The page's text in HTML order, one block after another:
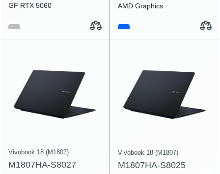
GF RTX 5060
AMD Graphics
Vivobook 18 (M1807)
M1807HA-S8027
Vivobook 18 (M1807)
M1807HA-S8025